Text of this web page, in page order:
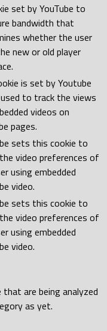
set by YouTube to
bandwidth that
whether the user
new or old player
is set by Youtube
to track the views
videos on
pages.
sets this cookie to
video preferences of
using embedded
video.
sets this cookie to
video preferences of
using embedded
video.
are being analyzed
as yet.